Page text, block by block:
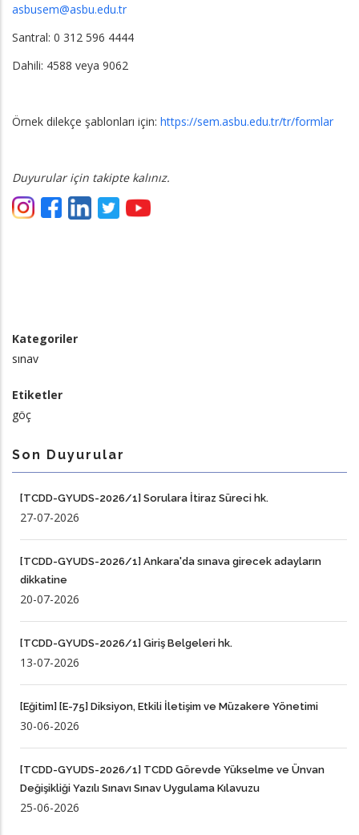
asbusem@asbu.edu.tr
Santral: 0 312 596 4444
Dahili: 4588 veya 9062
Örnek dilekçe şablonları için: https://sem.asbu.edu.tr/tr/formlar
Duyurular için takipte kalınız.
Kategoriler
sınav
Etiketler
göç
Son Duyurular
[TCDD-GYUDS-2026/1] Sorulara İtiraz Süreci hk.
27-07-2026
[TCDD-GYUDS-2026/1] Ankara'da sınava girecek adayların
dikkatine
20-07-2026
[TCDD-GYUDS-2026/1] Giriş Belgeleri hk.
13-07-2026
[Eğitim] [E-75] Diksiyon, Etkili İletişim ve Müzakere Yönetimi
30-06-2026
[TCDD-GYUDS-2026/1] TCDD Görevde Yükselme ve Ünvan
Değişikliği Yazılı Sınavı Sınav Uygulama Kılavuzu
25-06-2026